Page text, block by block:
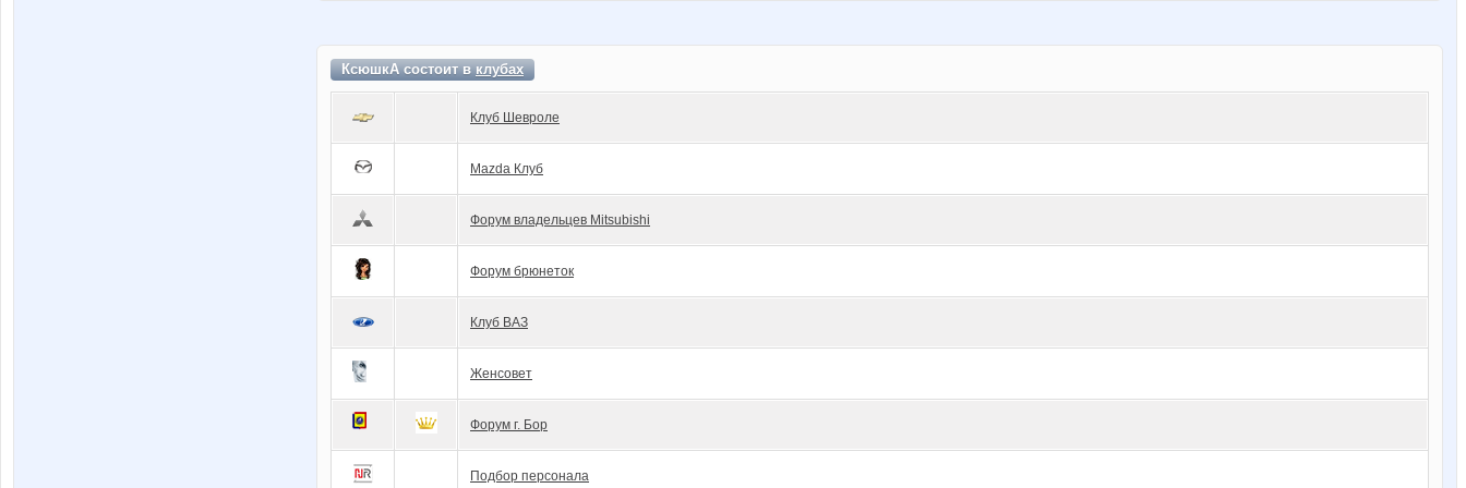
КсюшкА состоит вклубах
Клуб Шевроле
Mazda Клуб
Форум владельцев Mitsubishi
Форум брюнеток
Клуб ВАЗ
Женсовет
Форум г. Бор
Подбор персонала